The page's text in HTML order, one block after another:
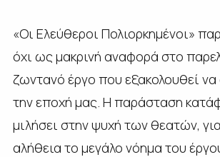
«Οι Ελεύθεροι Πολιορκημένοι»
όχι ως μακρινή αναφορά στο
ζωντανό έργο που εξακολουθεί να
την εποχή μας. Η παράσταση
μιλήσει στην ψυχή των θεατών,
αλήθεια το μεγάλο νόημα του